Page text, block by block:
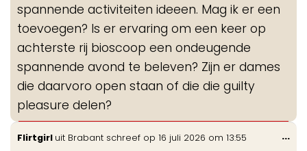
spannende activiteiten ideeen. Mag ik er een
toevoegen? Is er ervaring om een keer op
achterste rij bioscoop een ondeugende
spannende avond te beleven? Zijn er dames
die daarvoro open staan of die die guilty
pleasure delen?
Flirtgirl uit Brabant schreef op 16 juli 2026 om 13:55 ...